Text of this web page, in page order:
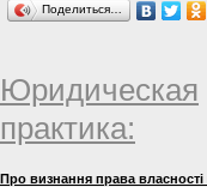
Поделиться…
Юридическая
практика:
Про визнання права